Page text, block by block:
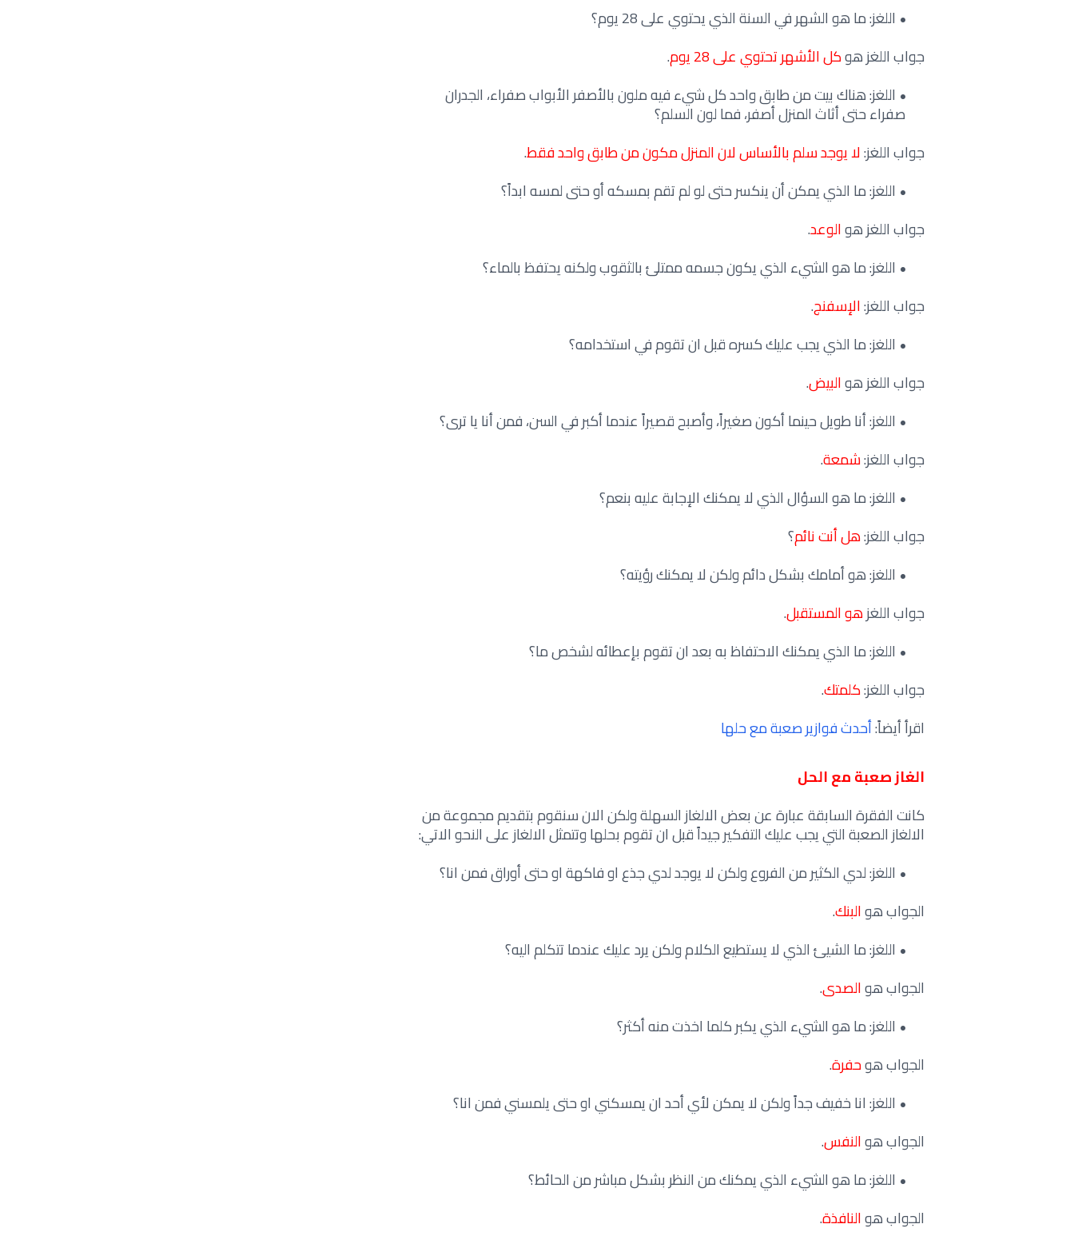
اللغز: ما هو الشهر في السنة الذي يحتوي على 28 يوم؟
جواب اللغز هوكل الأشهر تحتوي على 28 يوم
.
اللغز: هناك بيت من طابق واحد كل شيء فيه ملون بالأصفر الأبواب صفراء، الجدران
صفراء حتى أثاث المنزل أصفر، فما لون السلم؟
جواب اللغز:لا يوجد سلم بالأساس لان المنزل مكون من طابق واحد فقط.
اللغز: ما الذي يمكن أن ينكسر حتى لو لم تقم بمسكه أو حتى لمسه ابداً؟
جواب اللغز هوالوعد.
اللغز: ما هو الشيء الذي يكون جسمه ممتلئ بالثقوب ولكنه يحتفظ بالماء؟
جواب اللغز:الإسفنج.
اللغز: ما الذي يجب عليك كسره قبل ان تقوم في استخدامه؟
جواب اللغز هوالبيض.
اللغز: أنا طويل حينما أكون صغيراً، وأصبح قصيراً عندما أكبر في السن، فمن أنا يا ترى؟
جواب اللغز:شمعة.
اللغز: ما هو السؤال الذي لا يمكنك الإجابة عليه بنعم؟
جواب اللغز:هل أنت نائم؟
اللغز: هو أمامك بشكل دائم ولكن لا يمكنك رؤيته؟
جواب اللغزهو المستقبل.
اللغز: ما الذي يمكنك الاحتفاظ به بعد ان تقوم بإعطائه لشخص ما؟
جواب اللغز:كلمتك.
اقرأ أيضاً:أحدث فوازير صعبة مع حلها
الغاز صعبة مع الحل
كانت الفقرة السابقة عبارة عن بعض الالغاز السهلة ولكن الان سنقوم بتقديم مجموعة من
الالغاز الصعبة التي يجب عليك التفكير جيداً قبل ان تقوم بحلها وتتمثل الالغاز على النحو الاتي:
اللغز: لدي الكثير من الفروع ولكن لا يوجد لدي جذع او فاكهة او حتى أوراق فمن انا؟
الجواب هوالبنك.
اللغز: ما الشيئ الذي لا يستطيع الكلام ولكن يرد عليك عندما تتكلم اليه؟
الجواب هوالصدى.
اللغز: ما هو الشيء الذي يكبر كلما اخذت منه أكثر؟
الجواب هوحفرة.
اللغز: انا خفيف جداً ولكن لا يمكن لأي أحد ان يمسكني او حتى يلمسني فمن انا؟
الجواب هوالنفس.
اللغز: ما هو الشيء الذي يمكنك من النظر بشكل مباشر من الحائط؟
الجواب هوالنافذة.